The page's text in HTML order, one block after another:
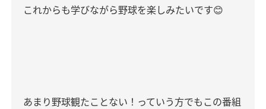
これからも学びながら野球を楽しみたいです😊
あまり野球観たことない！っていう方でもこの番組